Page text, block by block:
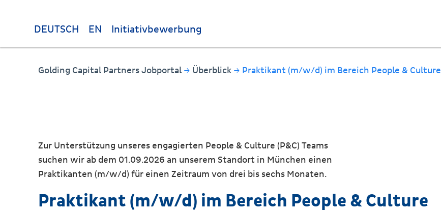
DEUTSCH EN Initiativbewerbung
Golding Capital Partners Jobportal → Überblick → Praktikant (m/w/d) im Bereich People & Culture
Zur Unterstützung unseres engagierten People & Culture (P&C) Teams
suchen wir ab dem 01.09.2026 an unserem Standort in München einen
Praktikanten (m/w/d) für einen Zeitraum von drei bis sechs Monaten.
Praktikant (m/w/d) im Bereich People & Culture